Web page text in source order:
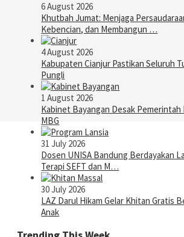
6 August 2026
Khutbah Jumat: Menjaga
Kebencian, dan Membangun …
4 August 2026
Kabupaten Cianjur Pastikan Seluruh
Pungli
1 August 2026
Kabinet Bayangan Desak
MBG
31 July 2026
Dosen UNISA Bandung Berdayakan
Terapi SEFT dan M…
30 July 2026
LAZ Darul Hikam Gelar Khitan Gratis
Anak